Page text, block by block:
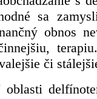
sa
obnos
či
oblasti